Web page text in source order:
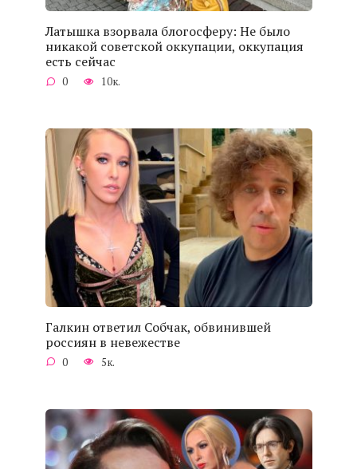
Латышка взорвала блогосферу: Не было
никакой советской оккупации, оккупация
есть сейчас
0 10к.
Галкин ответил Собчак, обвинившей
россиян в невежестве
0 5к.